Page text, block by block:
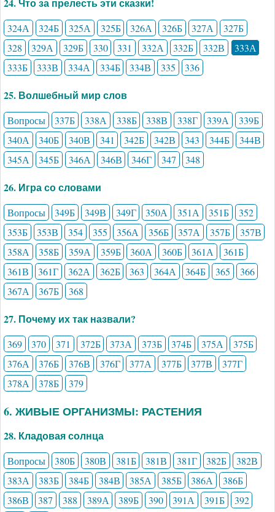
324А 324Б 325А 325Б 326А 326Б 327А
327Б
328
329А 329Б 330 331 332А 332Б 332В
333А
333Б
333В 334А 334Б 334В 335 336
25. Волшебный мир слов
Вопросы 337Б 338А 338Б 338В 338Г 339А
339Б
340А
340Б 340В 341 342Б 342В 343 344Б
344В
345А
345Б 346А 346В 346Г 347 348
26. Игра со словами
Вопросы 349Б 349В 349Г 350А 351А 351Б
352
353Б
353В 354 355 356А 356Б 357А 357Б
357В
358А
358Б 359А 359Б 360А 360Б 361А
361Б
361В
361Г 362А 362Б 363 364А 364Б 365
366
367А
367Б 368
27. Почему их так назвали?
369 370 371 372Б 373А 373Б 374Б 375А
375Б
376А
376Б 376В 376Г 377А 377Б 377В
377Г
378А
378Б 379
6. ЖИВЫЕ ОРГАНИЗМЫ: РАСТЕНИЯ
28. Кладовая солнца
Вопросы 380Б 380В 381Б 381В 381Г 382Б
382В
383А
383Б 384Б 384В 385А 385Б 386А
386Б
386В
387 388 389А 389Б 390 391А 391Б
392